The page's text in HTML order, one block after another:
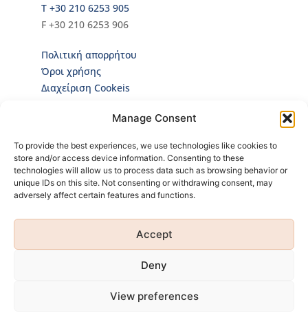
Manage Consent
To provide the best experiences, we use technologies like cookies to
store and/or access device information. Consenting to these
technologies will allow us to process data such as browsing behavior or
unique IDs on this site. Not consenting or withdrawing consent, may
adversely affect certain features and functions.
Accept
Deny
View preferences
Τ +30 210 6253 905
F +30 210 6253 906
Πολιτική απορρήτου
Όροι χρήσης
Διαχείριση Cookeis
Κάνε εγγραφή στο Newsletter για να ενημερώνεσαι
πρώτος για όλα τα νέα μας και τα ολοκαίνουρια
προϊόντα μας!